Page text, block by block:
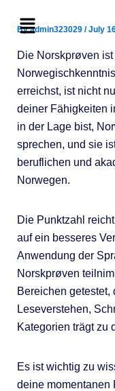
Menu
Byadmin323029 /July
Die Norskprøven
erreichst, ist nicht
deiner Fähigkeiten
in der Lage bist,
sprechen, und sie
beruflichen und
Norwegen.
Die Punktzahl
auf ein besseres
Anwendung der
Norskprøven
Bereichen getestet,
Leseverstehen,
Kategorien trägt zu
Es ist wichtig zu
deine momentanen